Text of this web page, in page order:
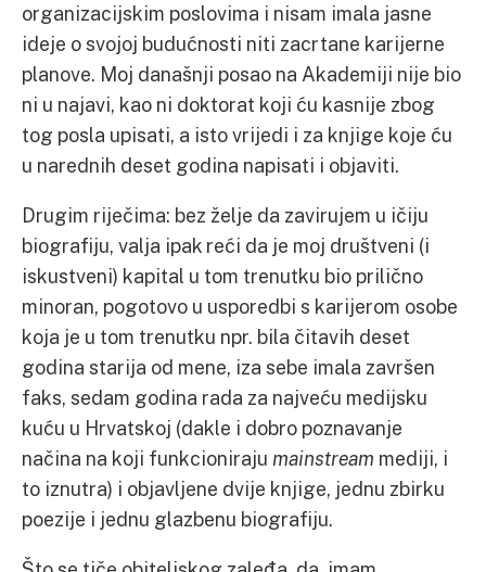
organizacijskim poslovima i nisam imala jasne
ideje o svojoj budućnosti niti zacrtane karijerne
planove. Moj današnji posao na Akademiji nije bio
ni u najavi, kao ni doktorat koji ću kasnije zbog
tog posla upisati, a isto vrijedi i za knjige koje ću
u narednih deset godina napisati i objaviti.
Drugim riječima: bez želje da zavirujem u ičiju
biografiju, valja ipak reći da je moj društveni (i
iskustveni) kapital u tom trenutku bio prilično
minoran, pogotovo u usporedbi s karijerom osobe
koja je u tom trenutku npr. bila čitavih deset
godina starija od mene, iza sebe imala završen
faks, sedam godina rada za najveću medijsku
kuću u Hrvatskoj (dakle i dobro poznavanje
načina na koji funkcioniraju mainstream mediji, i
to iznutra) i objavljene dvije knjige, jednu zbirku
poezije i jednu glazbenu biografiju.